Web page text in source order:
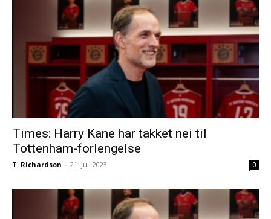
Times: Harry Kane har takket nei til
Tottenham-forlengelse
T. Richardson - 21. juli 2023 0